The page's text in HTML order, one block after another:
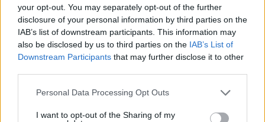
your opt-out. You may separately opt-out of the further
disclosure of your personal information by third parties on the
IAB’s list of downstream participants. This information may
also be disclosed by us to third parties on the IAB’s List of
Downstream Participants that may further disclose it to other
Please note that this website/app uses one or more Google
not limited to your visit or usage behaviour. You may click to
Personal Data Processing Opt Outs
I want to opt-out of the Sharing of my